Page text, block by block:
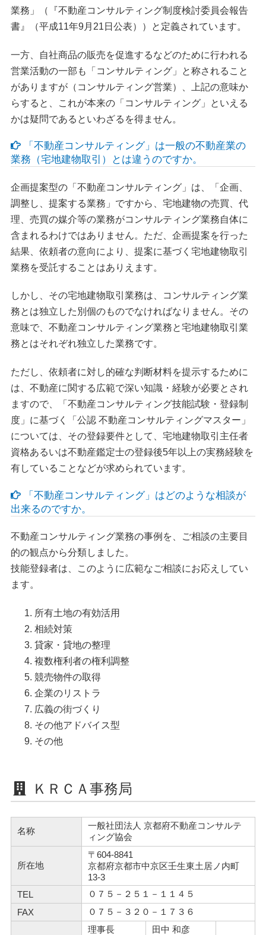
業務」（『不動産コンサルティング制度検討委員会報告
書』（平成11年9月21日公表））と定義されています。
一方、自社商品の販売を促進するなどのために行われる
営業活動の一部も「コンサルティング」と称されること
がありますが（コンサルティング営業）、上記の意味か
らすると、これが本来の「コンサルティング」といえる
かは疑問であるといわざるを得ません。
「不動産コンサルティング」は一般の不動産業の
業務（宅地建物取引）とは違うのですか。
企画提案型の「不動産コンサルティング」は、「企画、
調整し、提案する業務」ですから、宅地建物の売買、代
理、売買の媒介等の業務がコンサルティング業務自体に
含まれるわけではありません。ただ、企画提案を行った
結果、依頼者の意向により、提案に基づく宅地建物取引
業務を受託することはありえます。
しかし、その宅地建物取引業務は、コンサルティング業
務とは独立した別個のものでなければなりません。その
意味で、不動産コンサルティング業務と宅地建物取引業
務とはそれぞれ独立した業務です。
ただし、依頼者に対し的確な判断材料を提示するために
は、不動産に関する広範で深い知識・経験が必要とされ
ますので、「不動産コンサルティング技能試験・登録制
度」に基づく「公認 不動産コンサルティングマスター」
については、その登録要件として、宅地建物取引主任者
資格あるいは不動産鑑定士の登録後5年以上の実務経験を
有していることなどが求められています。
「不動産コンサルティング」はどのような相談が
出来るのですか。
不動産コンサルティング業務の事例を、ご相談の主要目
的の観点から分類しました。
技能登録者は、このように広範なご相談にお応えしてい
ます。
所有土地の有効活用
相続対策
貸家・貸地の整理
複数権利者の権利調整
競売物件の取得
企業のリストラ
広義の街づくり
その他アドバイス型
その他
ＫＲＣＡ事務局
名称
一般社団法人 京都府不動産コンサルテ
ィング協会
所在地
〒604-8841
京都府京都市中京区壬生東土居ノ内町
13-3
TEL
０７５－２５１－１１４５
FAX
０７５－３２０－１７３６
理事長 田中 和彦